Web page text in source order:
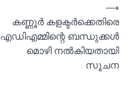
കണ്ണൂര്‍ കളക്ടര്‍ക്കെതിരെ
എഡിഎമ്മിന്റെ ബന്ധുക്കള്‍
മൊഴി നല്‍കിയതായി
സൂചന
⟶